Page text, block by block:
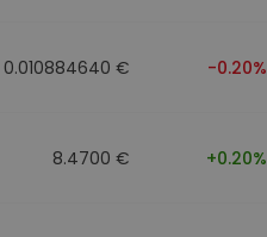
0.010884640 € -0.20%
8.4700 € +0.20%